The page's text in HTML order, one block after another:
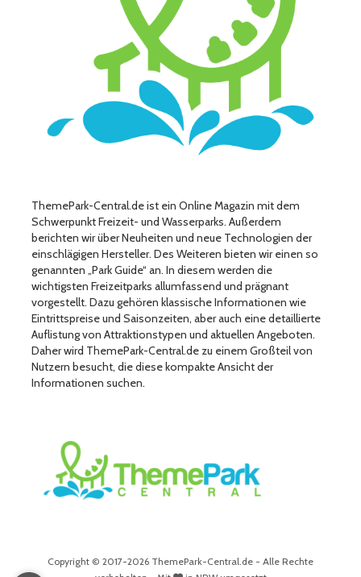
ThemePark-Central.de ist ein Online Magazin mit dem
Schwerpunkt Freizeit- und Wasserparks. Außerdem
berichten wir über Neuheiten und neue Technologien der
einschlägigen Hersteller. Des Weiteren bieten wir einen so
genannten „Park Guide“ an. In diesem werden die
wichtigsten Freizeitparks allumfassend und prägnant
vorgestellt. Dazu gehören klassische Informationen wie
Eintrittspreise und Saisonzeiten, aber auch eine detaillierte
Auflistung von Attraktionstypen und aktuellen Angeboten.
Daher wird ThemePark-Central.de zu einem Großteil von
Nutzern besucht, die diese kompakte Ansicht der
Informationen suchen.
Copyright © 2017-2026 ThemePark-Central.de - Alle Rechte